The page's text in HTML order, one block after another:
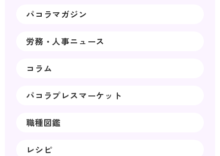
パコラマガジン
労務・人事ニュース
コラム
パコラプレスマーケット
職種図鑑
レシピ